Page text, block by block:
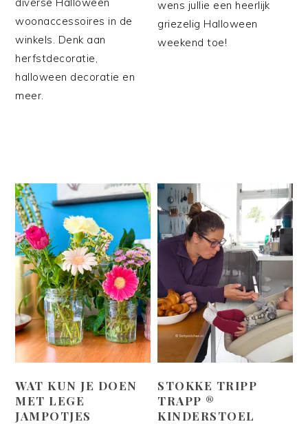
woonaccessoires in de
winkels. Denk aan
herfstdecoratie,
halloween decoratie en
meer.
wens jullie een heerlijk
griezelig Halloween
weekend toe!
WAT KUN JE DOEN
MET LEGE
JAMPOTJES
STOKKE TRIPP
TRAPP ®
KINDERSTOEL